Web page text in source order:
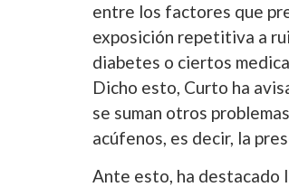
entre los factores que
exposición repetitiva a
diabetes o ciertos
Dicho esto, Curto ha
se suman otros
acúfenos, es decir, la
Ante esto, ha destacado